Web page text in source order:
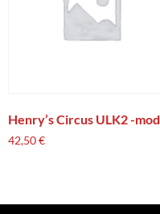
Henry’s Circus ULK2 -mod
42,50€